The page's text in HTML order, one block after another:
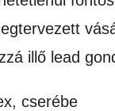
illő lead
cserébe